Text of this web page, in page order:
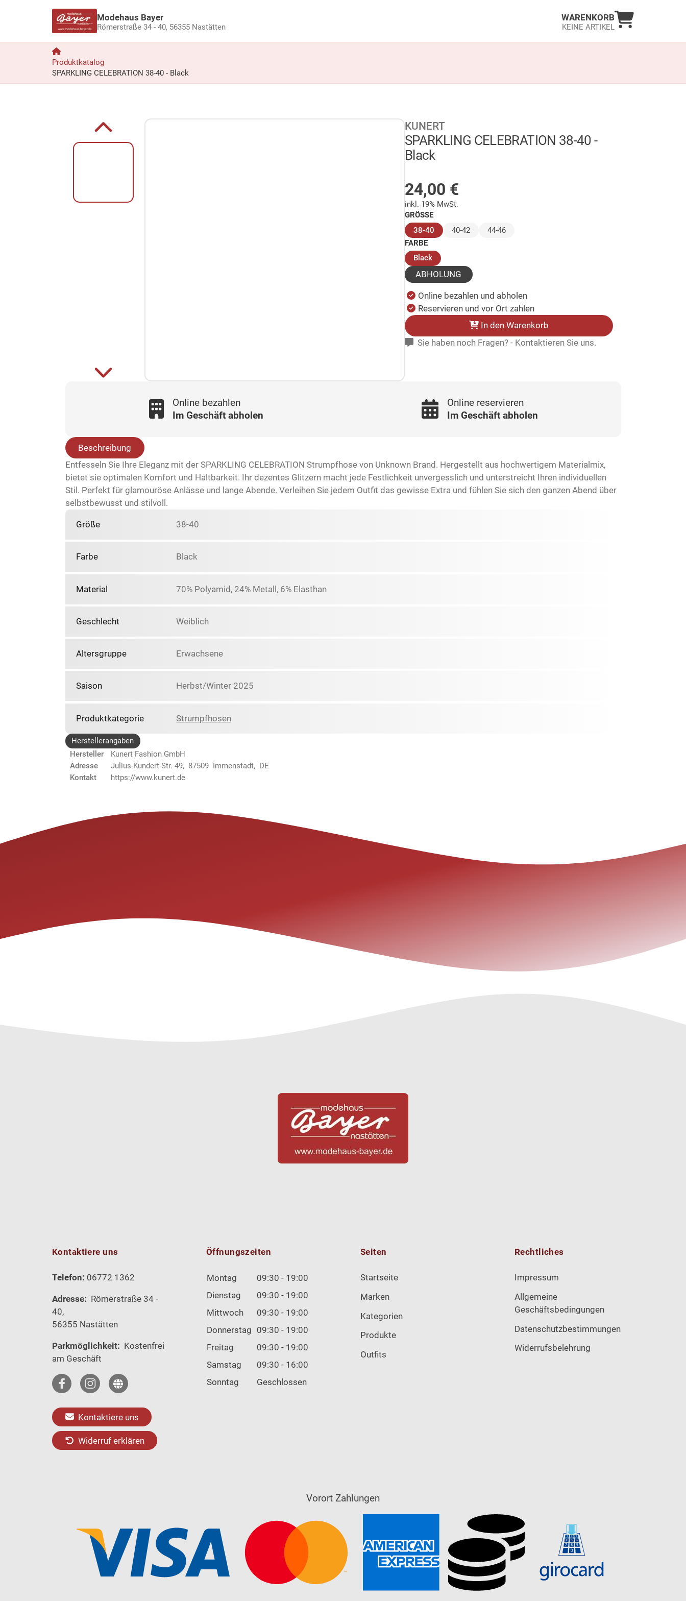
Modehaus Bayer
Römerstraße 34 - 40, 56355 Nastätten
WARENKORB
KEINE ARTIKEL
Warenkorb
Produktkatalog
SPARKLING CELEBRATION 38-40 - Black
Zur Produktbeschreibung springen KUNERT
SPARKLING CELEBRATION 38-40 -
Black
24,00 €
inkl. 19% MwSt.
GRÖSSE
38-40 (ausgewählt)
40-42
44-46
FARBE
Black(ausgewählt)
ABHOLUNG
Online bezahlen und abholen
Reservieren und vor Ort zahlen
In den Warenkorb
Sie haben noch Fragen? - Kontaktieren Sie uns.
Online bezahlen
Im Geschäft abholen
Online reservieren
Im Geschäft abholen
Beschreibung
Entfesseln Sie Ihre Eleganz mit der SPARKLING CELEBRATION Strumpfhose von Unknown Brand. Hergestellt aus hochwertigem Materialmix,
bietet sie optimalen Komfort und Haltbarkeit. Ihr dezentes Glitzern macht jede Festlichkeit unvergesslich und unterstreicht Ihren individuellen
Stil. Perfekt für glamouröse Anlässe und lange Abende. Verleihen Sie jedem Outfit das gewisse Extra und fühlen Sie sich den ganzen Abend über
selbstbewusst und stilvoll.
Größe 38-40
Farbe Black
Material 70% Polyamid, 24% Metall, 6% Elasthan
Geschlecht Weiblich
Altersgruppe Erwachsene
Saison Herbst/Winter 2025
Produktkategorie Strumpfhosen
Herstellerangaben
Hersteller
Kunert Fashion GmbH
Adresse
Julius-Kundert-Str. 49, 87509 Immenstadt, DE
Kontakt
https://www.kunert.de
Kontaktiere uns
Telefon: 06772 1362
Adresse: Römerstraße 34 -
40,
56355 Nastätten
Parkmöglichkeit: Kostenfrei
am Geschäft
Kontaktiere uns
Widerruf erklären
Öffnungszeiten
Montag
09:30 - 19:00
Dienstag
09:30 - 19:00
Mittwoch
09:30 - 19:00
Donnerstag 09:30 - 19:00
Freitag
09:30 - 19:00
Samstag
09:30 - 16:00
Sonntag
Geschlossen
Seiten
Startseite
Marken
Kategorien
Produkte
Outfits
Rechtliches
Impressum
Allgemeine
Geschäftsbedingungen
Datenschutzbestimmungen
Widerrufsbelehrung
Vorort Zahlungen